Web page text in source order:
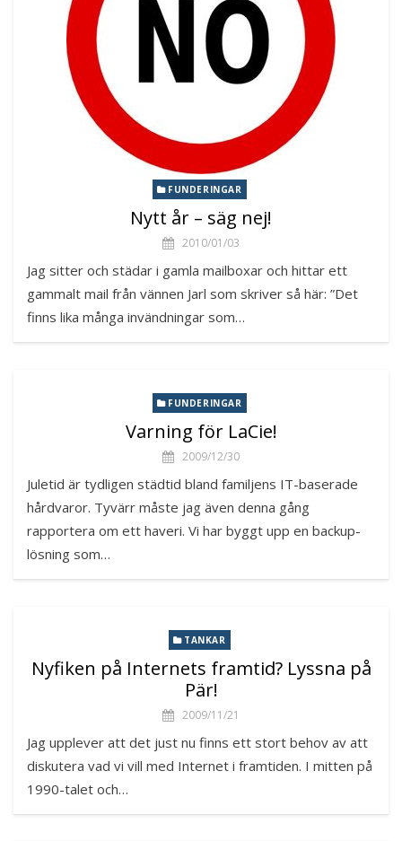
FUNDERINGAR
Nytt år – säg nej!
2010/01/03
Jag sitter och städar i gamla mailboxar och hittar ett
gammalt mail från vännen Jarl som skriver så här: ”Det
finns lika många invändningar som…
FUNDERINGAR
Varning för LaCie!
2009/12/30
Juletid är tydligen städtid bland familjens IT-baserade
hårdvaror. Tyvärr måste jag även denna gång
rapportera om ett haveri. Vi har byggt upp en backup-
lösning som…
TANKAR
Nyfiken på Internets framtid? Lyssna på
Pär!
2009/11/21
Jag upplever att det just nu finns ett stort behov av att
diskutera vad vi vill med Internet i framtiden. I mitten på
1990-talet och…